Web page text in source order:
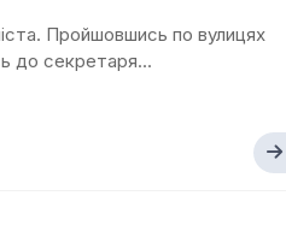
свій
рідний
Пройшовшись по вулицях
до секретаря...